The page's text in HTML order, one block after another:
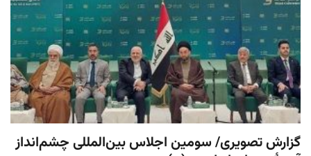
گزارش تصویری/ سومین اجلاس بین‌المللی چشم‌انداز